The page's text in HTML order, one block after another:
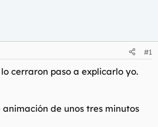
#1
cerraron paso a explicarlo yo.
de unos tres minutos